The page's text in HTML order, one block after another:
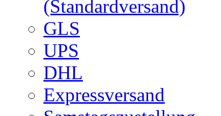
(Standardversand)
GLS
UPS
DHL
Expressversand